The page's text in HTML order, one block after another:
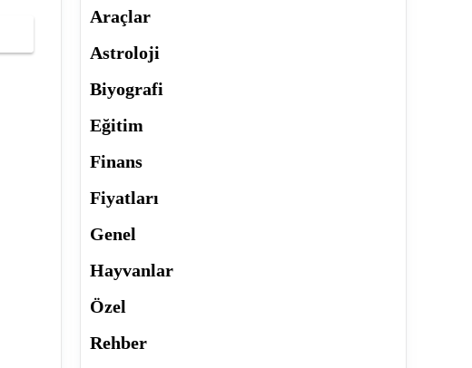
Araçlar
Astroloji
Biyografi
Eğitim
Finans
Fiyatları
Genel
Hayvanlar
Özel
Rehber